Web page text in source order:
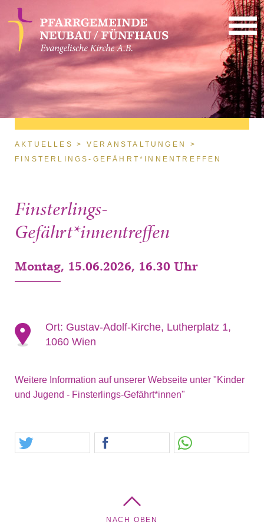
Direkt zum Inhalt
Sie sind hier
AKTUELLES
VERANSTALTUNGEN
FINSTERLINGS-GEFÄHRT*INNENTREFFEN
Finsterlings-
Gefährt*innentreffen
Montag, 15.06.2026, 16.30 Uhr
Ort: Gustav-Adolf-Kirche, Lutherplatz 1,
1060 Wien
Weitere Information auf unserer Webseite unter "Kinder
und Jugend - Finsterlings-Gefährt*innen"
NACH OBEN